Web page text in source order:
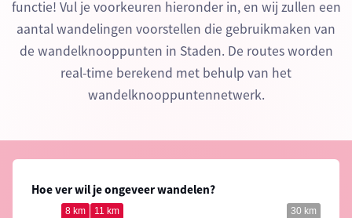
functie! Vul je voorkeuren hieronder in, en wij zullen een
aantal wandelingen voorstellen die gebruikmaken van
de wandelknooppunten in Staden. De routes worden
real-time berekend met behulp van het
wandelknooppuntennetwerk.
Hoe ver wil je ongeveer wandelen?
30 km
8 km 11 km